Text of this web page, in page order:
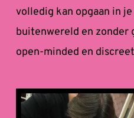
volledig kan opgaan in
buitenwereld en zonder
open-minded en